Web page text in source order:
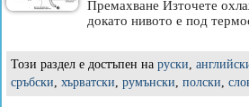
Премахване Източете
докато нивото е под
Този раздел е достъпен на руски,
сръбски, хърватски, румънски, полски,